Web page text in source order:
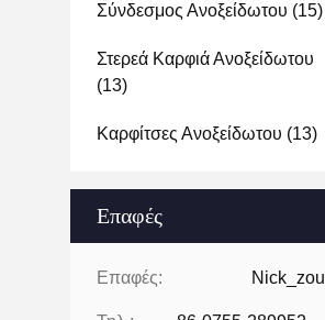
Σύνδεσμος Ανοξείδωτου (15)
Στερεά Καρφιά Ανοξείδωτου
(13)
Καρφίτσες Ανοξείδωτου (13)
Επαφές
Επαφές: Nick_zou